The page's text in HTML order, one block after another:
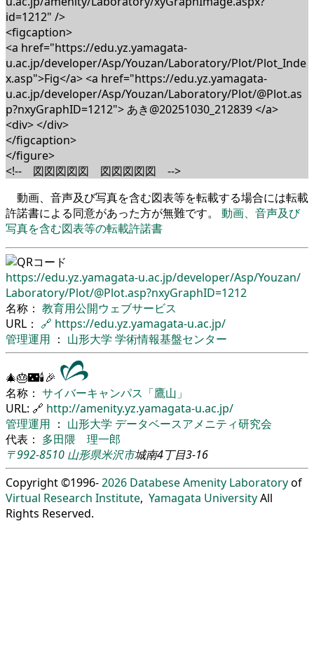
id=1212" />
<figcaption>
<a href="https://edu.yz.yamagata-
u.ac.jp/developer/Asp/Youzan/Laboratory/Plot/Plot_Inde
x.asp">Fig</a> <a href="https://edu.yz.yamagata-
u.ac.jp/developer/Asp/Youzan/Laboratory/Plot/@Plot.as
p?nxyGraphID=1212"> あき@20251030_212839 </a>
<div> </div>
</figcaption>
</figure>
<!-- 図図図図図 図図図図図 -->
動画、音声及び写真を含む図表等を転載する場合には転載
許諾書による同意があった方が無難です。 動画、音声及び
写真を含む図表等の転載許諾書
https://edu.yz.yamagata-u.ac.jp/developer/Asp/Youzan/
Laboratory/Plot/@Plot.asp?nxyGraphID=1212
名称： 教育用公開ウェブサービス
URL： 🔗 https://edu.yz.yamagata-u.ac.jp/
管理運用 ： 山形大学 学術情報基盤センター
🎄🎂🌃🕯🎉
名称： サイバーキャンパス「鷹山」
URL: 🔗 http://amenity.yz.yamagata-u.ac.jp/
管理運用 ： 山形大学 データベースアメニティ研究会
代表： 多田隈 理一郎
〒992-8510 山形県米沢市城南4丁目3-16
Copyright ©1996-2026 Databese Amenity Laboratoryof
Virtual Research Institute, Yamagata UniversityAll
Rights Reserved.